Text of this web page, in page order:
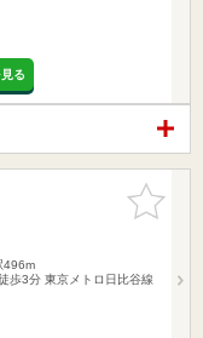
る
お気に入
りに追加
496m
歩3分 東京メトロ日比谷線